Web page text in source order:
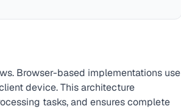
Browser-based implementations use
device. This architecture
tasks, and ensures complete